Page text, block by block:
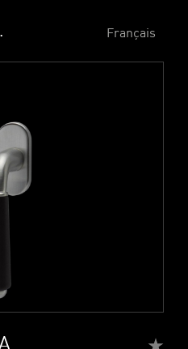
Français